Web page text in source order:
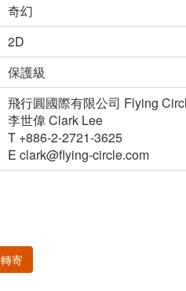
奇幻
2D
保護級
飛行圓國際有限公司 Flying
李世偉 Clark Lee
T +886-2-2721-3625
E clark@flying-circle.com
轉寄